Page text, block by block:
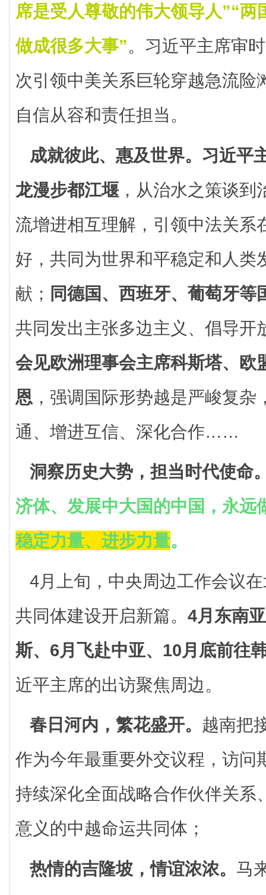
席是受人尊敬的伟大领导人”“两
做成很多大事”。习近平主席审
次引领中美关系巨轮穿越急流险
自信从容和责任担当。
成就彼此、惠及世界。 习近平
龙漫步都江堰 ，从治水之策谈
流增进相互理解，引领中法关系
好，共同为世界和平稳定和人类
献； 同德国、西班牙、葡萄牙等
共同发出主张多边主义、倡导开
会见欧洲理事会主席科斯塔、欧
恩 ，强调国际形势越是严峻复
通、增进互信、深化合作……
洞察历史大势，担当时代使命
济体、发展中大国的中国，永远
稳定力量、进步力量。
4月上旬，中央周边工作会议
共同体建设开启新篇。 4月东南
斯、6月飞赴中亚、10月底前往
近平主席的出访聚焦周边。
春日河内，繁花盛开。 越南把
作为今年最重要外交议程，访问
持续深化全面战略合作伙伴关系
意义的中越命运共同体；
热情的吉隆坡，情谊浓浓。 马